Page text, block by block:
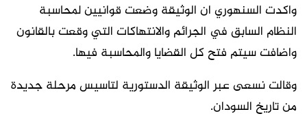
واكدت السنهوري ان الوثيقة وضعت قوانيين لمحاسبة
النظام السابق في الجرائم والانتهاكات التي وقعت بالقانون
واضافت سيتم فتح كل القضايا والمحاسبة فيها.
وقالت نسعى عبر الوثيقة الدستورية لتاسيس مرحلة جديدة
من تاريخ السودان.